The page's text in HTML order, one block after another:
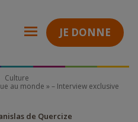
JE DONNE
Culture
au monde » – Interview exclusive
de Quercize